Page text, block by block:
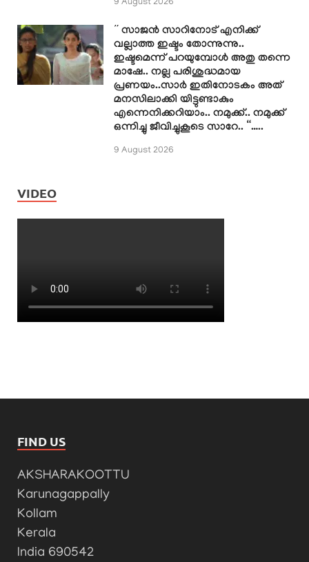
9 August 2026
” സാജൻ സാറിനോട് എനിക്ക്
വല്ലാത്ത ഇഷ്ടം തോന്നുന്നു..
ഇഷ്ടമെന്ന് പറയുമ്പോൾ അതു തന്നെ
മാഷേ.. നല്ല പരിശുദ്ധമായ
പ്രണയം..സാർ ഇതിനോടകം അത്
മനസിലാക്കി യിട്ടുണ്ടാകും
എന്നെനിക്കറിയാം.. നമുക്ക്.. നമുക്ക്
ഒന്നിച്ചു ജീവിച്ചുകൂടെ സാറേ.. “…..
9 August 2026
VIDEO
FIND US
AKSHARAKOOTTU
Karunagappally
Kollam
Kerala
India 690542